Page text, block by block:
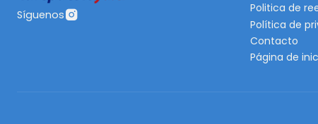
Síguenos
Politica de
Política de
Contacto
Página de